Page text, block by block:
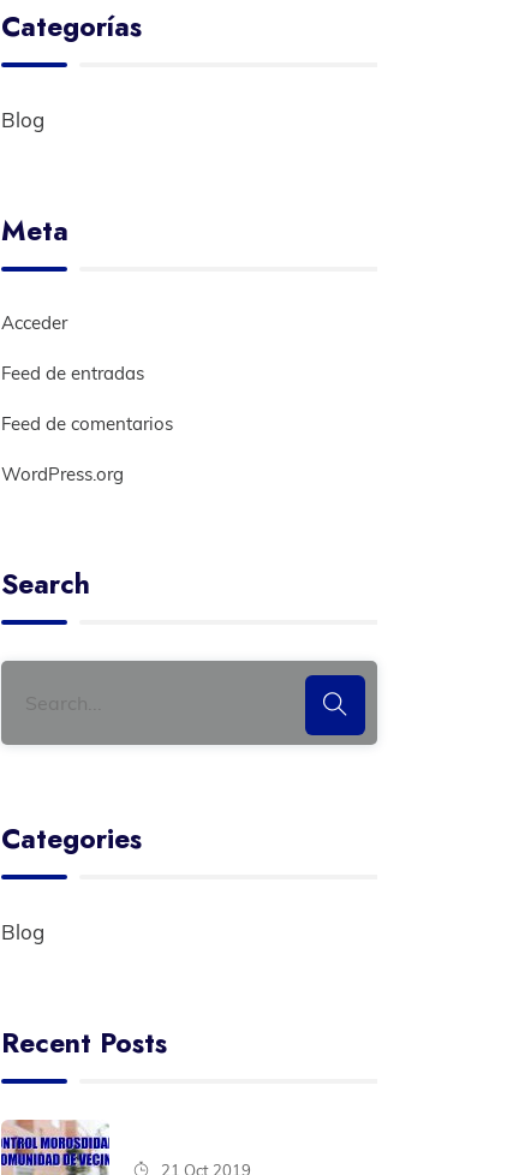
Categorías
Blog
Meta
Acceder
Feed de entradas
Feed de comentarios
WordPress.org
Search
Categories
Blog
Recent Posts
21 Oct 2019